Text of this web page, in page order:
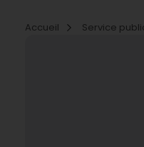
Accueil
Service